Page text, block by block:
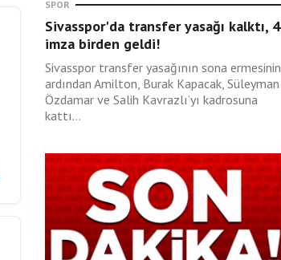
SPOR
Sivasspor'da transfer yasağı kalktı, 4
imza birden geldi!
Sivasspor transfer yasağının sona ermesinin
ardından Amilton, Burak Kapacak, Süleyman
Özdamar ve Salih Kavrazlı’yı kadrosuna
kattı...